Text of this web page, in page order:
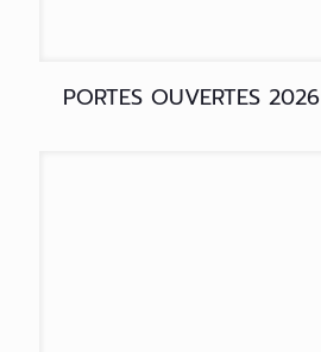
PORTES OUVERTES 2026